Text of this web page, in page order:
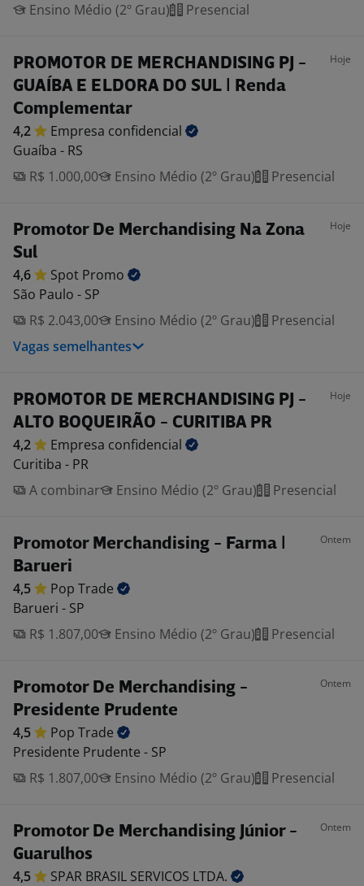
Ensino Médio (2º Grau)
Presencial
PROMOTOR DE MERCHANDISING PJ -
GUAÍBA E ELDORA DO SUL | Renda
Complementar
Hoje
4,2 Empresa confidencial
Guaíba - RS
R$ 1.000,00
Ensino Médio (2º Grau) Presencial
Promotor De Merchandising Na Zona
Sul
Hoje
4,6 Spot Promo
São Paulo - SP
R$ 2.043,00
Ensino Médio (2º Grau)
Presencial
Vagas semelhantes
PROMOTOR DE MERCHANDISING PJ -
ALTO BOQUEIRÃO - CURITIBA PR
Hoje
4,2 Empresa confidencial
Curitiba - PR
A combinar
Ensino Médio (2º Grau) Presencial
Promotor Merchandising - Farma |
Barueri
Ontem
4,5 Pop Trade
Barueri - SP
R$ 1.807,00
Ensino Médio (2º Grau) Presencial
Promotor De Merchandising -
Presidente Prudente
Ontem
4,5 Pop Trade
Presidente Prudente - SP
R$ 1.807,00
Ensino Médio (2º Grau) Presencial
Promotor De Merchandising Júnior -
Guarulhos
Ontem
4,5 SPAR BRASIL SERVICOS LTDA.